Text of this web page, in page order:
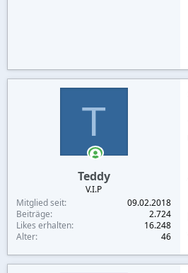
T
Teddy
V.I.P
Mitglied seit
09.02.2018
Beiträge
2.724
Likes erhalten
16.248
Alter
46